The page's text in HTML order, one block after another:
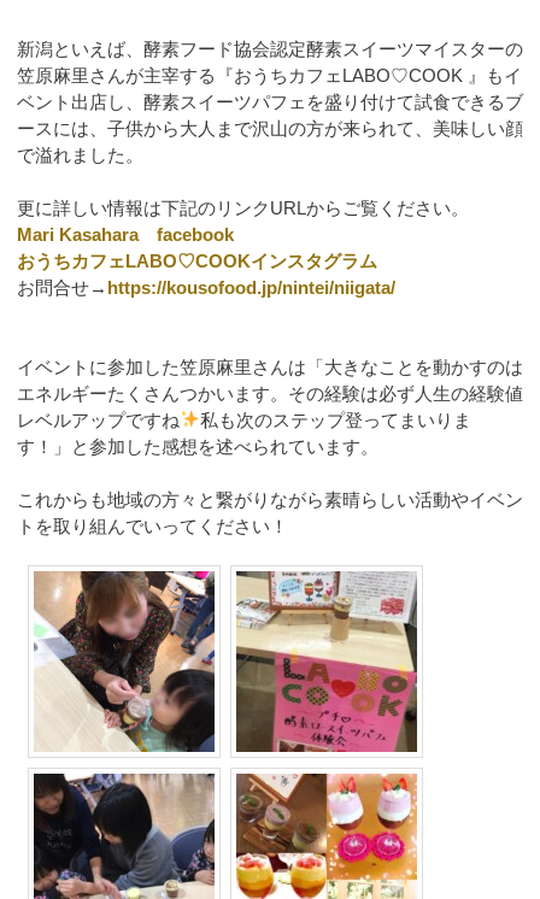
新潟といえば、酵素フード協会認定酵素スイーツマイスターの
笠原麻里さんが主宰する『おうちカフェLABO♡COOK 』もイ
ベント出店し、酵素スイーツパフェを盛り付けて試食できるブ
ースには、子供から大人まで沢山の方が来られて、美味しい顔
で溢れました。
更に詳しい情報は下記のリンクURLからご覧ください。
Mari Kasahara facebook
おうちカフェLABO♡COOKインスタグラム
お問合せ→ https://kousofood.jp/nintei/niigata/
イベントに参加した笠原麻里さんは「大きなことを動かすのは
エネルギーたくさんつかいます。その経験は必ず人生の経験値
レベルアップですね
私も次のステップ登ってまいりま
す！」と参加した感想を述べられています。
これからも地域の方々と繋がりながら素晴らしい活動やイベン
トを取り組んでいってください！